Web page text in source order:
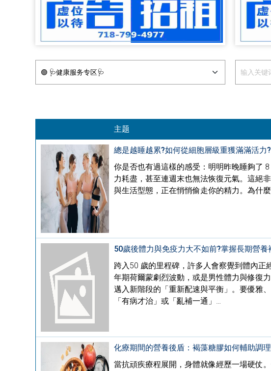
主题
總是越睡越累?如何從細胞層級重獲滿滿活力?
你是否也有過這樣的感受：明明昨晚睡夠了
力耗盡，甚至連週末也無法恢復元氣。這絕
與生活型態，正在悄悄偷走你的精力。為什
50歲後體力與免疫力大不如前?掌握長期營
跨入50 歲的里程碑，許多人會察覺到體內
年期荷爾蒙劇烈波動，或是男性體力與修復
邁入新階段的「重新配速與平衡」。要優雅
「有病才治」或「亂補一通」…
化療期間的營養後盾：褐藻糖膠如何輔助調
當抗頑疾療程展開，身體就像經歷一場硬仗